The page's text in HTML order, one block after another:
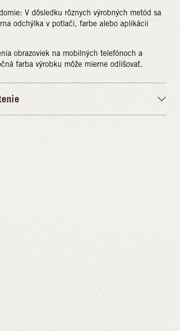
V dôsledku rôznych výrobných metód sa
odchýlka v potlači, farbe alebo aplikácii
obrazoviek na mobilných telefónoch a
farba výrobku môže mierne odlišovať.